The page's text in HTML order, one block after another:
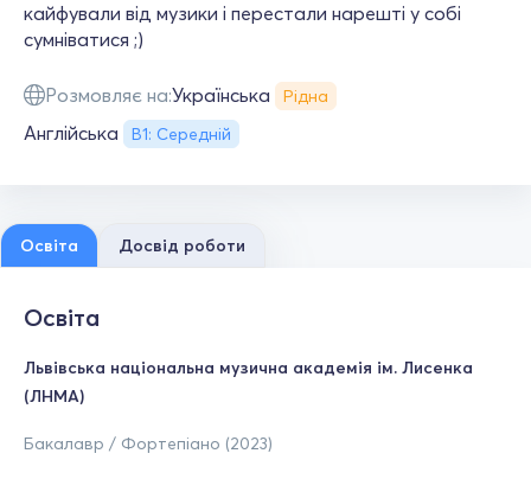
кайфували від музики і перестали нарешті у собі
сумніватися ;)
Розмовляє на:Українська Рідна
Англійська В1: Середній
Освіта Досвід роботи
Освіта
Львівська національна музична академія ім. Лисенка
(ЛНМА)
Бакалавр / Фортепіано (2023)